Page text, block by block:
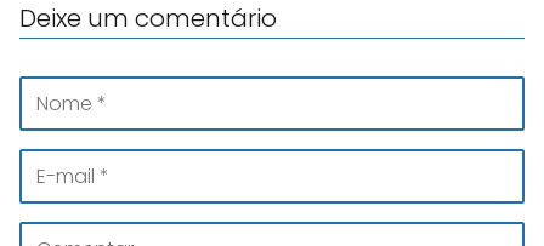
Deixe um comentário